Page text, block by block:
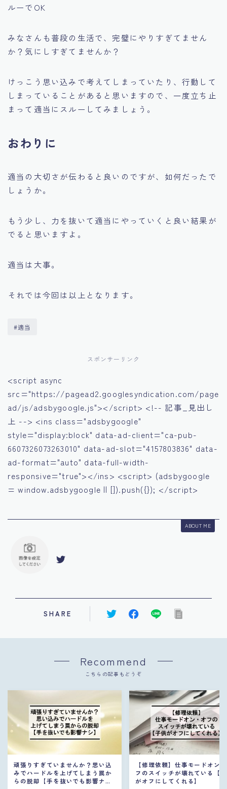
ルーでOK
みなさんも普段の生活で、完璧にやりすぎてません
か？気にしすぎてませんか？
けっこう思い込みで考えてしまっていたり、行動して
しまっていることがあると思いますので、一度立ち止
まって適当にスルーしてみましょう。
おわりに
適当の大切さが伝わると良いのですが、如何だったで
しょうか。
もう少し、力を抜いて適当にやっていくと良い結果が
でると思いますよ。
適当は大事。
それでは今回は以上となります。
#適当
スポンサーリンク
<script async
src="https://pagead2.googlesyndication.com/page
ad/js/adsbygoogle.js"></script> <!-- 記事_見出し
上 --> <ins class="adsbygoogle"
style="display:block" data-ad-client="ca-pub-
6607326073263010" data-ad-slot="4157803836" data-
ad-format="auto" data-full-width-
responsive="true"></ins> <script> (adsbygoogle
= window.adsbygoogle || []).push({}); </script>
ABOUT ME
SHARE
Recommend
こちらの記事もどうぞ
頑張りすぎていませんか？思い込
みでハードルを上げてしまう罠か
らの脱却【手を抜いでも影響ナ
【修理依頼】仕事モードオン
フのスイッチが壊れている【
がオフにしてくれる】